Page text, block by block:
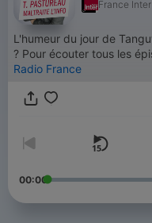
France Inter
L'humeur du jour de Tanguy Pastureau
? Pour écouter tous les
Radio France
00:00